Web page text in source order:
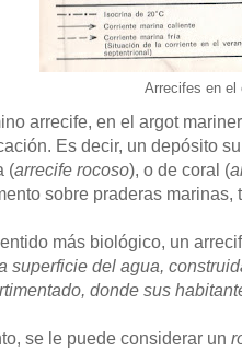
Arrecifes en
arrecife, en el argot
Es decir, un depósito
(arrecife rocoso), o de coral (
sobre praderas marinas,
más biológico, un
superficie del agua,
donde sus
se le puede considerar un